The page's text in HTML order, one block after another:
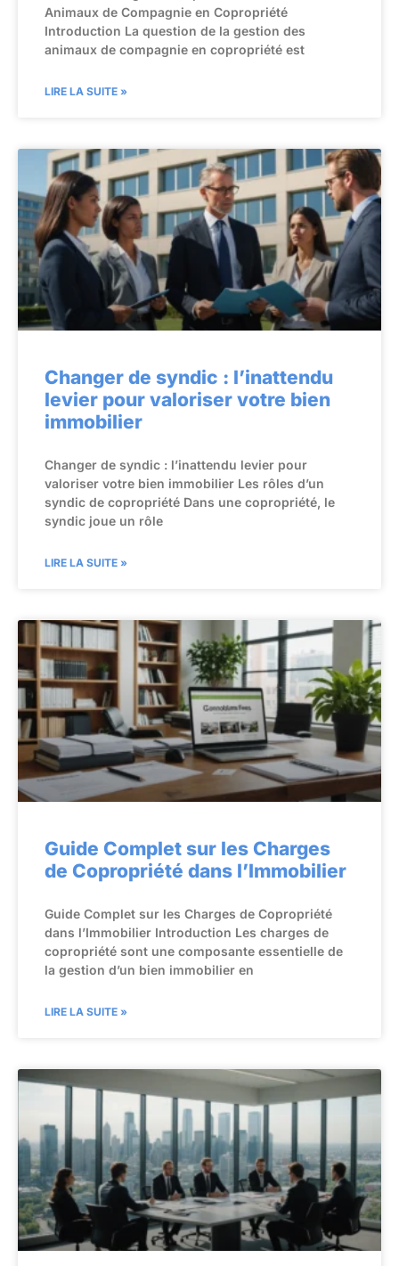
Animaux de Compagnie en Copropriété
Introduction La question de la gestion des
animaux de compagnie en copropriété est
LIRE LA SUITE »
Changer de syndic : l’inattendu
levier pour valoriser votre bien
immobilier
Changer de syndic : l’inattendu levier pour
valoriser votre bien immobilier Les rôles d’un
syndic de copropriété Dans une copropriété, le
syndic joue un rôle
LIRE LA SUITE »
Guide Complet sur les Charges
de Copropriété dans l’Immobilier
Guide Complet sur les Charges de Copropriété
dans l’Immobilier Introduction Les charges de
copropriété sont une composante essentielle de
la gestion d’un bien immobilier en
LIRE LA SUITE »